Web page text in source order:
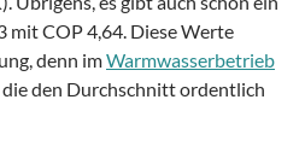
mit COP 4,64. Diese Werte
denn imWarmwasserbetrieb
die den Durchschnitt ordentlich